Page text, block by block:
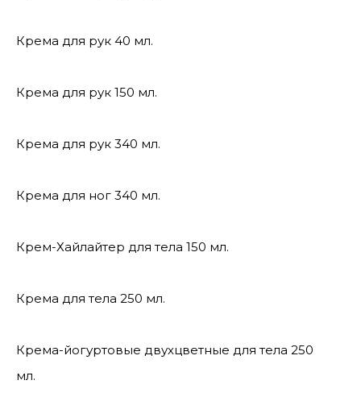
Крема для рук 40 мл.
Крема для рук 150 мл.
Крема для рук 340 мл.
Крема для ног 340 мл.
Крем-Хайлайтер для тела 150 мл.
Крема для тела 250 мл.
Крема-йогуртовые двухцветные для тела 250
мл.